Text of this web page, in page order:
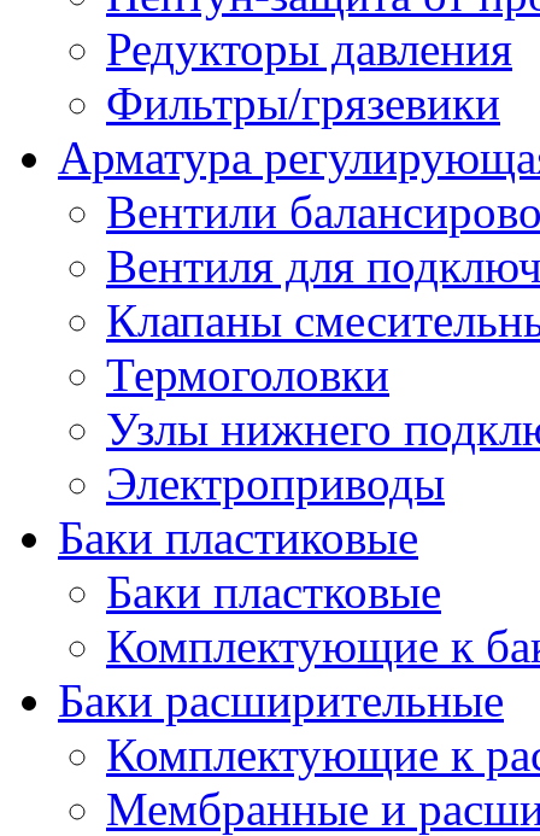
Редукторы давления
Фильтры/грязевики
Арматура
Вентили
Вентиля для
Клапаны
Термоголовки
Узлы нижнего
Электроприводы
Баки пластиковые
Баки пластковые
Комплектующие к
Баки расширительные
Комплектующие к
Мембранные и